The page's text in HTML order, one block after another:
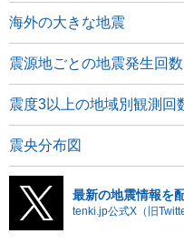
海外の大きな地震
震源地ごとの地震発生回数
震度3以上の地域別観測回
震央分布図
最新の地震情報を
tenki.jp公式X（旧